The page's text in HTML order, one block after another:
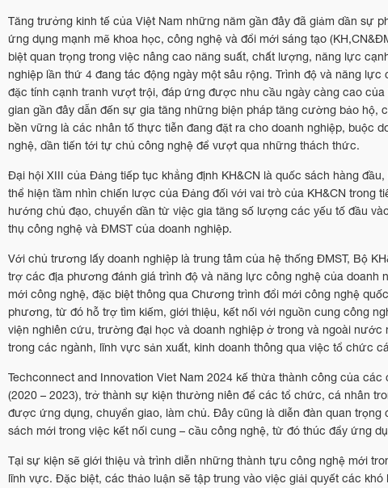
Tăng trưởng kinh tế của Việt Nam những năm gần đây đã giảm dần sự
ứng dụng mạnh mẽ khoa học, công nghệ và đổi mới sáng tạo
biệt quan trọng trong việc nâng cao năng suất, chất lượng, năng lực
nghiệp lần thứ 4 đang tác động ngày một sâu rộng. Trình độ và năng
đặc tính cạnh tranh vượt trội, đáp ứng được nhu cầu ngày càng cao
gian gần đây dẫn đến sự gia tăng những biện pháp tăng cường bảo
bền vững là các nhân tố thực tiễn đang đặt ra cho doanh nghiệp, buộc
nghệ, dần tiến tới tự chủ công nghệ để vượt qua những thách thức.
Đại hội XIII của Đảng tiếp tục khẳng định KH&CN là quốc sách hàng
thể hiện tầm nhìn chiến lược của Đảng đối với vai trò của KH&CN trong
hướng chủ đạo, chuyển dần từ việc gia tăng số lượng các yếu tố đầu
thụ công nghệ và ĐMST của doanh nghiệp.
Với chủ trương lấy doanh nghiệp là trung tâm của hệ thống ĐMST, Bộ
trợ các địa phương đánh giá trình độ và năng lực công nghệ của doanh
mới công nghệ, đặc biệt thông qua Chương trình đổi mới công nghệ
phương, từ đó hỗ trợ tìm kiếm, giới thiệu, kết nối với nguồn cung công
viện nghiên cứu, trường đại học và doanh nghiệp ở trong và ngoài
trong các ngành, lĩnh vực sản xuất, kinh doanh thông qua việc tổ chức
Techconnect and Innovation Viet Nam 2024 kế thừa thành công của
(2020 – 2023), trở thành sự kiện thường niên để các tổ chức, cá nhân
được ứng dụng, chuyển giao, làm chủ. Đây cũng là diễn đàn quan
sách mới trong việc kết nối cung – cầu công nghệ, từ đó thúc đẩy ứng
Tại sự kiện sẽ giới thiệu và trình diễn những thành tựu công nghệ mới
lĩnh vực. Đặc biệt, các thảo luận sẽ tập trung vào việc giải quyết các